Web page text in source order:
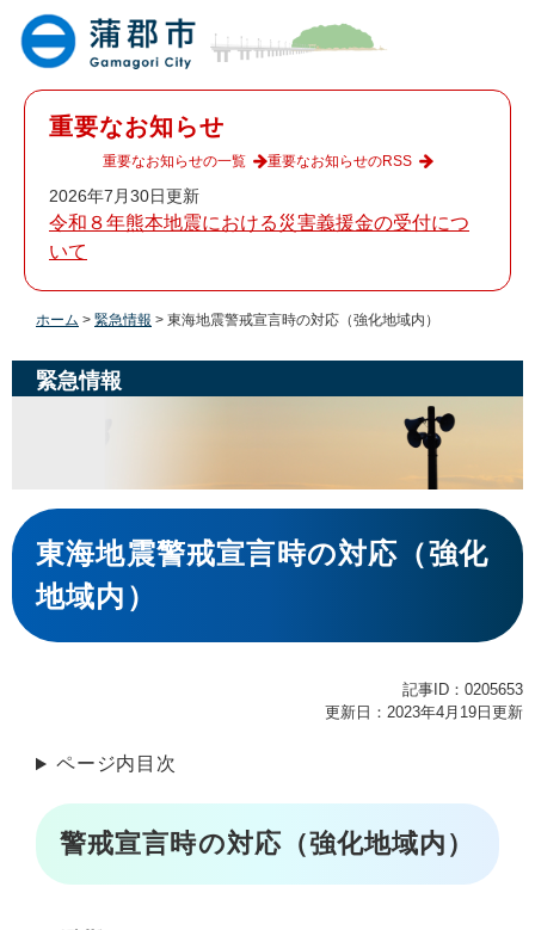
重要なお知らせ
2026年7月30日更新
令和８年熊本地震における災害義援金の受付につ
いて
重要なお知らせの一覧 重要なお知らせのRSS
ホーム > 緊急情報 > 東海地震警戒宣言時の対応（強化地域内）
緊急情報
本
文
東海地震警戒宣言時の対応（強化
地域内）
記事ID：0205653
更新日：2023年4月19日更新
ページ内目次
警戒宣言時の対応（強化地域内）